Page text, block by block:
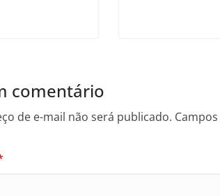
comentário
de e-mail não será publicado.